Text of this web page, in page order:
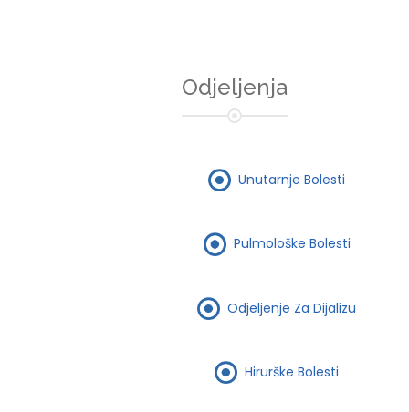
Odjeljenja
Unutarnje Bolesti
Pulmološke Bolesti
Odjeljenje Za Dijalizu
Hirurške Bolesti